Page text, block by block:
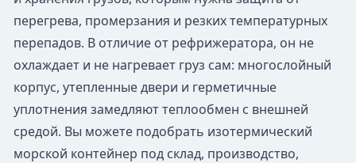
перегрева, промерзания и резких температурных
перепадов. В отличие от рефрижератора, он не
охлаждает и не нагревает груз сам: многослойный
корпус, утепленные двери и герметичные
уплотнения замедляют теплообмен с внешней
средой. Вы можете подобрать изотермический
морской контейнер под склад, производство,